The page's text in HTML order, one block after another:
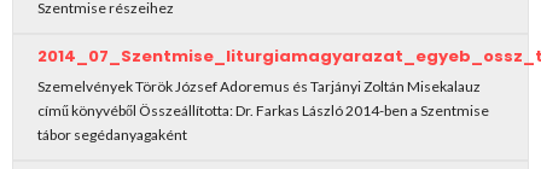
Szentmise részeihez
Szemelvények Török József Adoremus és Tarjányi Zoltán Misekalauz
című könyvéből Összeállította: Dr. Farkas László 2014-ben a Szentmise
tábor segédanyagaként